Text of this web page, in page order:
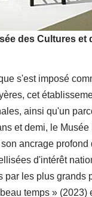
des Cultures et
s'est imposé
cet
ainsi qu'un
et demi, le
ancrage
d'intérêt
les plus grands
temps »